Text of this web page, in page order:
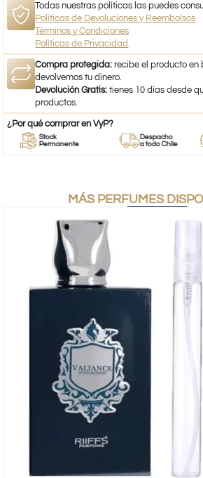
Todas nuestras políticas las puedes
Políticas de Devoluciones y Reembolsos
Términos y Condiciones
Políticas de Privacidad
Compra protegida: recibe el producto en
devolvemos tu dinero.
Devolución Gratis: tienes 10 días desde
productos.
¿Por qué comprar en VyP?
Stock
Permanente
Despacho
a todo Chile
MÁS PERFUMES